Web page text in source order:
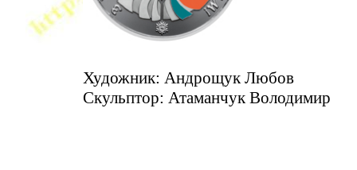
Художник: Андрощук Любов
Скульптор: Атаманчук Володимир